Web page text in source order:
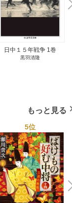
日中１５年戦争 1巻
黒羽清隆
N
e
x
t
もっと見る
5位
N
e
x
t